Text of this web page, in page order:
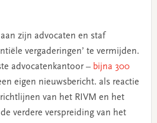
zijn advocaten en staf
vergaderingen’ te vermijden.
advocatenkantoor – bijna 300
eigen nieuwsbericht. als reactie
van het RIVM en het
verdere verspreiding van het